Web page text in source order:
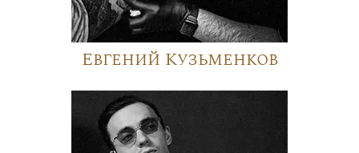
Евгений Кузьменков